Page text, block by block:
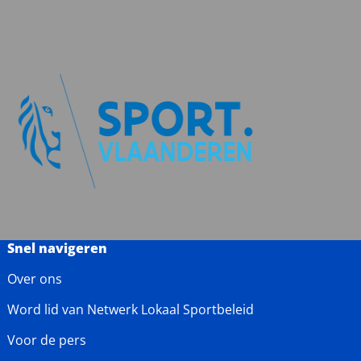
Snel navigeren
Over ons
Word lid van Netwerk Lokaal Sportbeleid
Voor de pers